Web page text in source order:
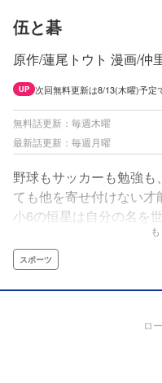
伍と碁
原作/蓮尾トウト 漫画/仲
UP 次回無料更新は8/13(木曜)予定
無料話更新：毎週木曜
最新話更新：毎週月曜
野球もサッカーも勉強
ても他を寄せ付けない才
小6の恒星は自分の名を
す。しかし恒星が通っ
握り潰す5人の天才少年
凡な人生のまま高校生に
そして才能を開花させ5
スポーツ
ロ